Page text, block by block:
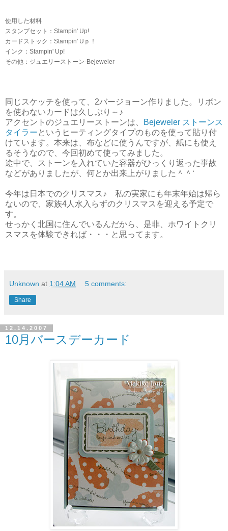
使用した材料
スタンプセット：Stampin' Up!
カードストック：Stampin' Uｐ！
インク：Stampin' Up!
その他：ジュエリーストーン-Bejeweler
同じスケッチを使って、2バージョーン作りました。リボン
を使わないカードは久しぶり～♪
アクセントのジュエリーストーンは、
Bejeweler ストーンス
タイラー というヒーティングタイプのものを使って貼り付
けています。本来は、布などに使うんですが、紙にも使え
るそうなので、今回初めて使ってみました。
途中で、ストーンを入れていた容器がひっくり返った事故
などがありましたが、何とか出来上がりました＾＾‘
今年は日本でのクリスマス♪ 私の実家にも年末年始は帰ら
ないので、家族4人水入らずのクリスマスを迎える予定で
す。
せっかく北国に住んでいるんだから、是非、ホワイトクリ
スマスを体験できれば・・・と思ってます。
Unknown at 1:04 AM 5 comments:
Share
12.14.2007
10月バースデーカード